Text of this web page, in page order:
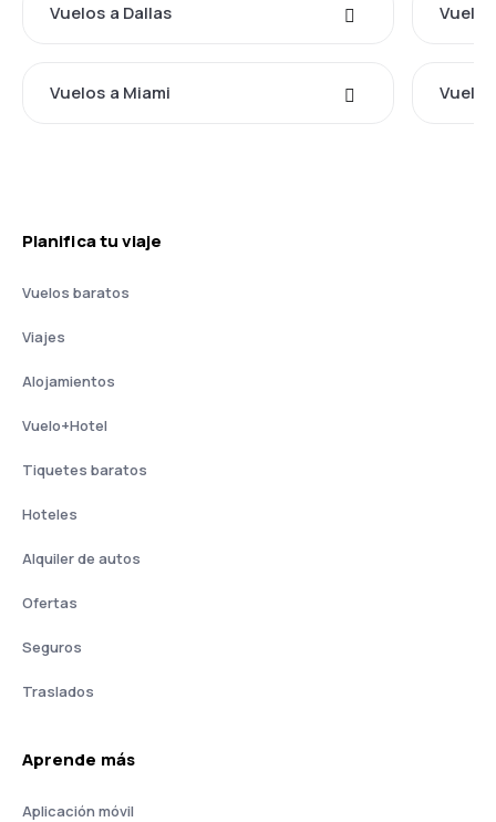
Vuelos a Dallas
Vuelos a Miami
Planifica tu viaje
Vuelos baratos
Viajes
Alojamientos
Vuelo+Hotel
Tiquetes baratos
Hoteles
Alquiler de autos
Ofertas
Seguros
Traslados
Aprende más
Aplicación móvil